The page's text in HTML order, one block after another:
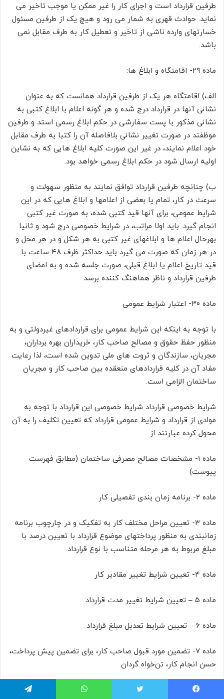
طرفین قرارداد است و اجرای کار را غیر ممکن یا موجب تاخیر می
نماید. حوادث قهری به شمار می رود و هیچ یک از طرفین مسئول
خسارتهای وارده ناشی از تاخیر و تعطیل کار به طرف مقابل نمی
باشد.
ماده ۲۹- اقامتگاه و ابلاغ ها:
الف) اقامتگاه هر یک از طرفین قرارداد همانست که به عنوان
نشانی آنها در قرارداد درج شده و هر گونه اعلام با ابلاغ کتبی به
نشانی مذکور با پست سفارشی در حکم ابلاغ رسمی استد و طرفین
موظفند در صورت تغییر نشانی بلافاصله آن را کتبا به طرف مقابل
خود اعلام نمایند، در غیر این صورت کلیه ابلاغ هایی که به نشاین
اولیه ارسال شود در حکم ابلاغ رسمی خواهد بود.
ب) چنانچه طرفین قرارداد توافق نمایند به منظور سهولت و
سرعت در کار، تمام یا بعضی از اعلامها و ابلاغ هایی که در این
شرایط عمومی، برای آنها قید کتبی شده، به صورت غیر کتبی
انجام گیرد. باید اولا مراتب، در شرایط خصوصی درج شود و ثانیا
بهرحال اعلام ها و ابلاغهای غیر کتبی به هر شکل و در هر محل و
در هر زمان که صورت می گیرد باید حداکثر ظرف ۴۸ ساعت با
قید تاریخ اعلام یا ابلاغ قبلی، صورت جلسه شده و به امضای
طرفین قرارداد و ناظر هماهنگ کننده برسد.
ماده ۳۰- اعتبار شرایط عمومی
با توجه به اینکه این شرایط عمومی برای قراردادهای غیردولتی و به
منظور حفظ حقوق و مصالح صاحب کار، خریداران بهره برداران،
مجریان، سازندگان و ثروت های ملی تدوین شده است، لذا رعایت
مفاد آن در کلیه قراردادهای منعقده بین صاحب کار و مجریان
ساختمان الزامی است.
شرایط خصوصی قرارداد شرایط خصوصی این قرارداد با توجه به
موادی از قرارداد و شرایط عمومی قرارداد که تعیین تکلیف را به آن
محول کرده عبارتند از:
ماده ۱- مشخصات مصالح مصرفی ساختمان (مطابق فهرست
پیوست)
ماده ۲- برنامه زمان بندی تفصیلی کار
ماده ۳- تعیین مراحل مختلف کار به تفکیک و در چارچوب برنامه
زمانبندی به منظور پرداختهای موضوع قرارداد با تعیین درصد با
مبلغ مربوط به هر مرحله متناسب با نوع قرارداد.
ماده ۴- تعیین شرایط تغییر مقادیر کار
ماده ۵ – تعیین شرایط تغییر مدت قرارداد
ماده ۶ – تعیین شرایط تعديل مبلغ قرارداد
ماده ۷- تضمین مورد قبول صاحب کار، برای تضمین پیش پرداخت،
حسن انجام کار، تن‌خواه گردان